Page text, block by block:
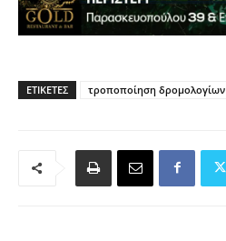
ΕΤΙΚΈΤΕΣ τροποποίηση δρομολογίων